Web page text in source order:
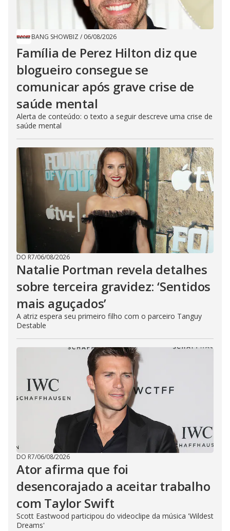
BANG SHOWBIZ / 06/08/2026
Família de Perez Hilton diz que
blogueiro consegue se
comunicar após grave crise de
saúde mental
Alerta de conteúdo: o texto a seguir descreve uma crise de
saúde mental
DO R7/06/08/2026
Natalie Portman revela detalhes
sobre terceira gravidez: ‘Sentidos
mais aguçados’
A atriz espera seu primeiro filho com o parceiro Tanguy
Destable
DO R7/06/08/2026
Ator afirma que foi
desencorajado a aceitar trabalho
com Taylor Swift
Scott Eastwood participou do videoclipe da música 'Wildest
Dreams'